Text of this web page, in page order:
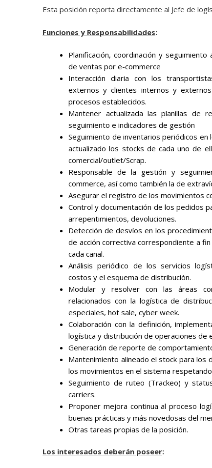
Esta posición reporta directamente al Jefe de
Funciones y Responsabilidades:
Planificación, coordinación y
de ventas por e-commerce
Interacción diaria con los
externos y clientes internos y
procesos establecidos.
Mantener actualizada las planillas de
seguimiento e indicadores de gestión
Seguimiento de inventarios periódicos
actualizado los stocks de cada uno de
comercial/outlet/Scrap.
Responsable de la gestión y
commerce, así como también la de
Asegurar el registro de los movimientos
Control y documentación de los pedidos
arrepentimientos, devoluciones.
Detección de desvíos en los
de acción correctiva correspondiente a
cada canal.
Análisis periódico de los servicios
costos y el esquema de distribución.
Modular y resolver con las áreas
relacionados con la logística de
especiales, hot sale, cyber week.
Colaboración con la definición,
logística y distribución de operaciones de
Generación de reporte de
Mantenimiento alineado el stock para los
los movimientos en el sistema
Seguimiento de ruteo (Trackeo) y
carriers.
Proponer mejora continua al proceso
buenas prácticas y más novedosas del
Otras tareas propias de la posición.
Los interesados deberán poseer: